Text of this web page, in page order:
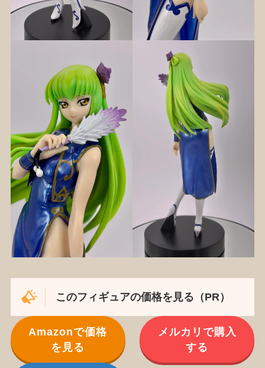
このフィギュアの価格を見る（PR）
Amazonで価格
を見る
メルカリで購入
する